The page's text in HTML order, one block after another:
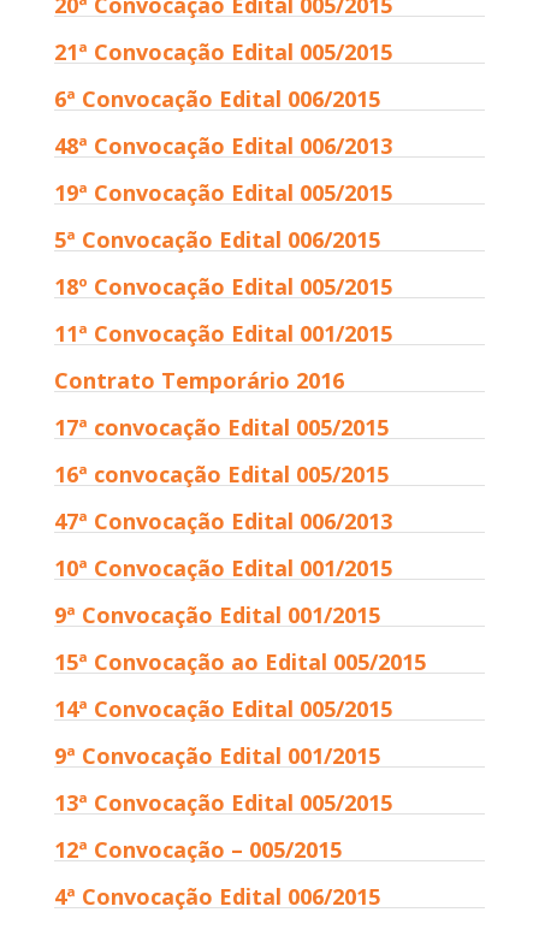
21ª Convocação Edital 005/2015
6ª Convocação Edital 006/2015
48ª Convocação Edital 006/2013
19ª Convocação Edital 005/2015
5ª Convocação Edital 006/2015
18º Convocação Edital 005/2015
11ª Convocação Edital 001/2015
Contrato Temporário 2016
17ª convocação Edital 005/2015
16ª convocação Edital 005/2015
47ª Convocação Edital 006/2013
10ª Convocação Edital 001/2015
9ª Convocação Edital 001/2015
15ª Convocação ao Edital 005/2015
14ª Convocação Edital 005/2015
9ª Convocação Edital 001/2015
13ª Convocação Edital 005/2015
12ª Convocação – 005/2015
4ª Convocação Edital 006/2015